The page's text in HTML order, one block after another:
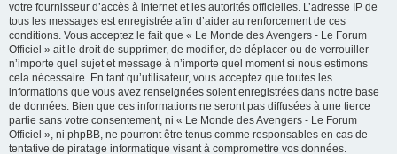
votre fournisseur d’accès à internet et les autorités officielles. L’adresse IP de
tous les messages est enregistrée afin d’aider au renforcement de ces
conditions. Vous acceptez le fait que « Le Monde des Avengers - Le Forum
Officiel » ait le droit de supprimer, de modifier, de déplacer ou de verrouiller
n’importe quel sujet et message à n’importe quel moment si nous estimons
cela nécessaire. En tant qu’utilisateur, vous acceptez que toutes les
informations que vous avez renseignées soient enregistrées dans notre base
de données. Bien que ces informations ne seront pas diffusées à une tierce
partie sans votre consentement, ni « Le Monde des Avengers - Le Forum
Officiel », ni phpBB, ne pourront être tenus comme responsables en cas de
tentative de piratage informatique visant à compromettre vos données.